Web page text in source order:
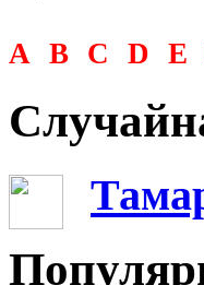
A B C D E